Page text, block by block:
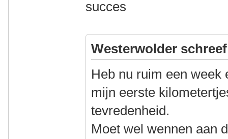
succes
Westerwolder
Heb nu ruim een week
mijn eerste
tevredenheid.
Moet wel wennen aan